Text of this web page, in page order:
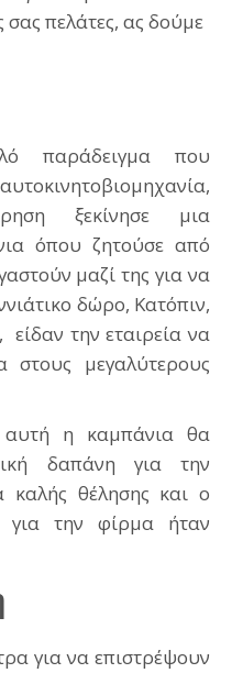
σας πελάτες, ας δούμε
παράδειγμα που
ξεκίνησε μια
όπου ζητούσε από
μαζί της για να
δώρο, Κατόπιν,
την εταιρεία να
στους μεγαλύτερους
αυτή η καμπάνια θα
δαπάνη για την
καλής θέλησης και ο
για την φίρμα ήταν
για να επιστρέψουν